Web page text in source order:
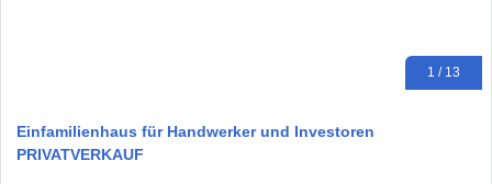
1 / 13
Einfamilienhaus für Handwerker und Investoren
PRIVATVERKAUF